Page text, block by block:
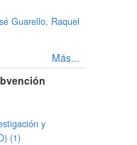
Guarello, Raquel
Más...
y
(1)